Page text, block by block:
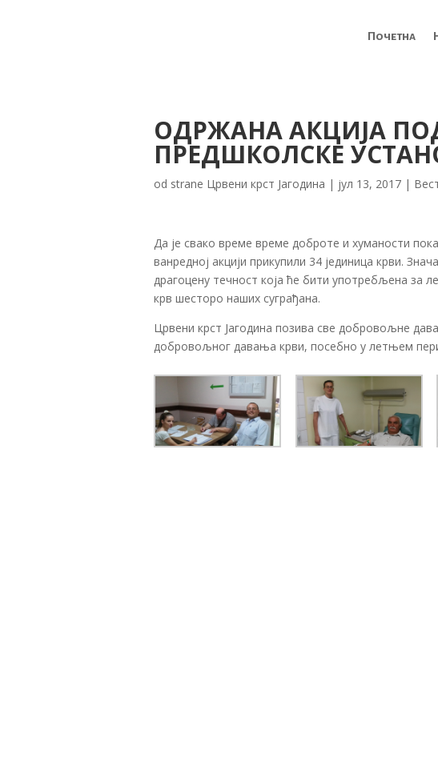
Почетна
ОДРЖАНА АКЦИЈА
ПРЕДШКОЛСКЕ
od strane Црвени крст Јагодина | јул 13, 2017 |
Да је свако време време доброте и хуманости
ванредној акцији прикупили 34 јединица крви.
драгоцену течност која ће бити употребљена за
крв шесторо наших суграђана.
Црвени крст Јагодина позива све добровољне
добровољног давања крви, посебно у летњем